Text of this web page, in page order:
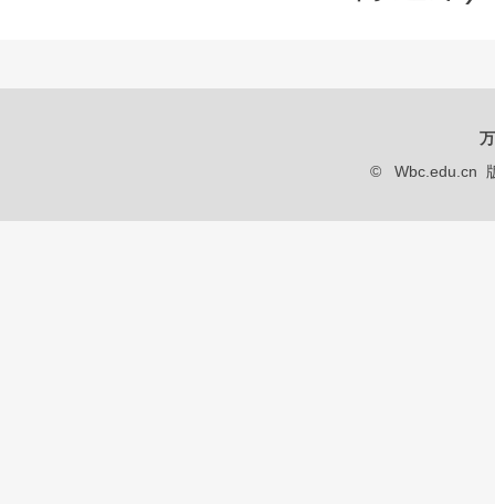
© Wbc.edu.cn